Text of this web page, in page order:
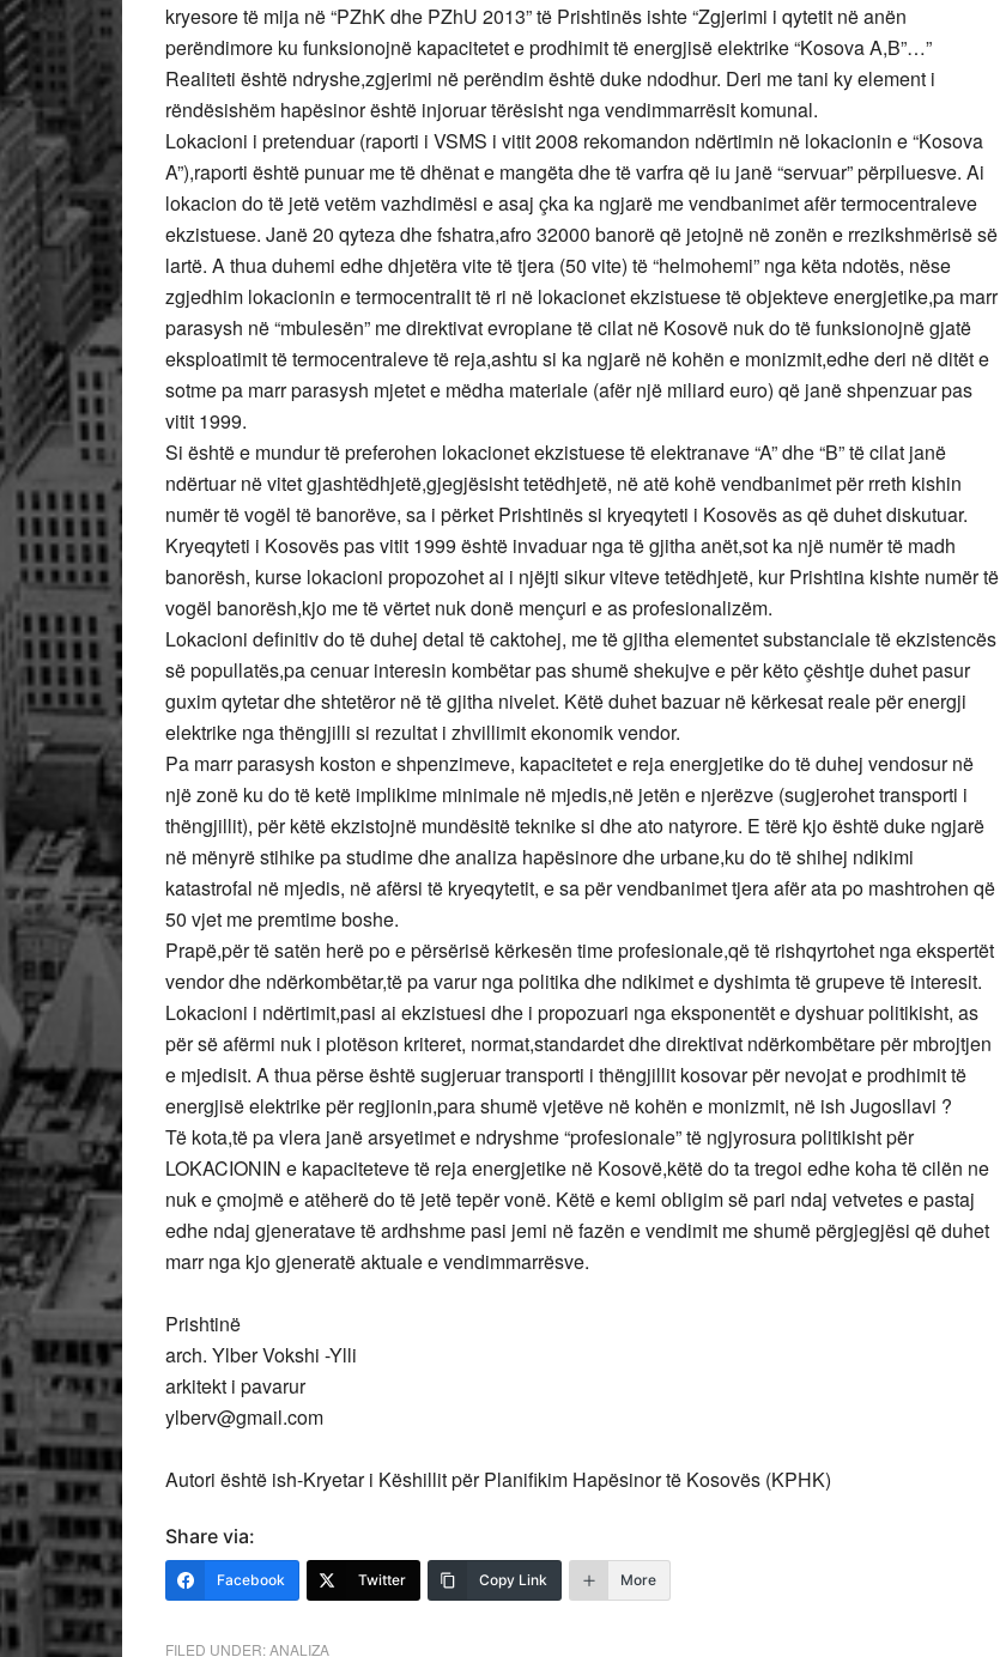
kryesore të mija në “PZhK dhe PZhU 2013” të Prishtinës ishte “Zgjerimi i qytetit në anën
perëndimore ku funksionojnë kapacitetet e prodhimit të energjisë elektrike “Kosova A,B”…”
Realiteti është ndryshe,zgjerimi në perëndim është duke ndodhur. Deri me tani ky element i
rëndësishëm hapësinor është injoruar tërësisht nga vendimmarrësit komunal.
Lokacioni i pretenduar (raporti i VSMS i vitit 2008 rekomandon ndërtimin në lokacionin e “Kosova
A”),raporti është punuar me të dhënat e mangëta dhe të varfra që iu janë “servuar” përpiluesve. Ai
lokacion do të jetë vetëm vazhdimësi e asaj çka ka ngjarë me vendbanimet afër termocentraleve
ekzistuese. Janë 20 qyteza dhe fshatra,afro 32000 banorë që jetojnë në zonën e rrezikshmërisë së
lartë. A thua duhemi edhe dhjetëra vite të tjera (50 vite) të “helmohemi” nga këta ndotës, nëse
zgjedhim lokacionin e termocentralit të ri në lokacionet ekzistuese të objekteve energjetike,pa marr
parasysh në “mbulesën” me direktivat evropiane të cilat në Kosovë nuk do të funksionojnë gjatë
eksploatimit të termocentraleve të reja,ashtu si ka ngjarë në kohën e monizmit,edhe deri në ditët e
sotme pa marr parasysh mjetet e mëdha materiale (afër një miliard euro) që janë shpenzuar pas
vitit 1999.
Si është e mundur të preferohen lokacionet ekzistuese të elektranave “A” dhe “B” të cilat janë
ndërtuar në vitet gjashtëdhjetë,gjegjësisht tetëdhjetë, në atë kohë vendbanimet për rreth kishin
numër të vogël të banorëve, sa i përket Prishtinës si kryeqyteti i Kosovës as që duhet diskutuar.
Kryeqyteti i Kosovës pas vitit 1999 është invaduar nga të gjitha anët,sot ka një numër të madh
banorësh, kurse lokacioni propozohet ai i njëjti sikur viteve tetëdhjetë, kur Prishtina kishte numër të
vogël banorësh,kjo me të vërtet nuk donë mençuri e as profesionalizëm.
Lokacioni definitiv do të duhej detal të caktohej, me të gjitha elementet substanciale të ekzistencës
së popullatës,pa cenuar interesin kombëtar pas shumë shekujve e për këto çështje duhet pasur
guxim qytetar dhe shtetëror në të gjitha nivelet. Këtë duhet bazuar në kërkesat reale për energji
elektrike nga thëngjilli si rezultat i zhvillimit ekonomik vendor.
Pa marr parasysh koston e shpenzimeve, kapacitetet e reja energjetike do të duhej vendosur në
një zonë ku do të ketë implikime minimale në mjedis,në jetën e njerëzve (sugjerohet transporti i
thëngjillit), për këtë ekzistojnë mundësitë teknike si dhe ato natyrore. E tërë kjo është duke ngjarë
në mënyrë stihike pa studime dhe analiza hapësinore dhe urbane,ku do të shihej ndikimi
katastrofal në mjedis, në afërsi të kryeqytetit, e sa për vendbanimet tjera afër ata po mashtrohen që
50 vjet me premtime boshe.
Prapë,për të satën herë po e përsërisë kërkesën time profesionale,që të rishqyrtohet nga ekspertët
vendor dhe ndërkombëtar,të pa varur nga politika dhe ndikimet e dyshimta të grupeve të interesit.
Lokacioni i ndërtimit,pasi ai ekzistuesi dhe i propozuari nga eksponentët e dyshuar politikisht, as
për së afërmi nuk i plotëson kriteret, normat,standardet dhe direktivat ndërkombëtare për mbrojtjen
e mjedisit. A thua përse është sugjeruar transporti i thëngjillit kosovar për nevojat e prodhimit të
energjisë elektrike për regjionin,para shumë vjetëve në kohën e monizmit, në ish Jugosllavi ?
Të kota,të pa vlera janë arsyetimet e ndryshme “profesionale” të ngjyrosura politikisht për
LOKACIONIN e kapaciteteve të reja energjetike në Kosovë,këtë do ta tregoi edhe koha të cilën ne
nuk e çmojmë e atëherë do të jetë tepër vonë. Këtë e kemi obligim së pari ndaj vetvetes e pastaj
edhe ndaj gjeneratave të ardhshme pasi jemi në fazën e vendimit me shumë përgjegjësi që duhet
marr nga kjo gjeneratë aktuale e vendimmarrësve.
Prishtinë
arch. Ylber Vokshi -Ylli
arkitekt i pavarur
ylberv@gmail.com
Autori është ish-Kryetar i Këshillit për Planifikim Hapësinor të Kosovës (KPHK)
Share via:
Facebook Twitter Copy Link More
FILED UNDER:ANALIZA